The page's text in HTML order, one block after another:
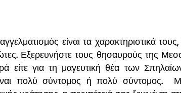
είναι τα χαρακτηριστικά
Εξερευνήστε τους θησαυρούς της
είτε για τη μαγευτική θέα των
πολύ σύντομος ή πολύ σύντομος. Με